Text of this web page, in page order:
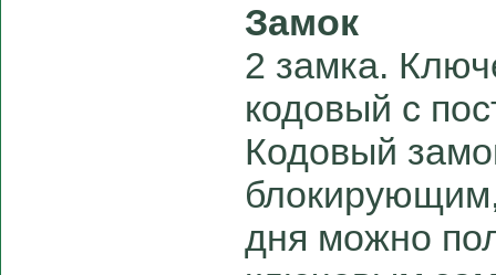
Замок
2 замка.
кодовый с
Кодовый
дня можно